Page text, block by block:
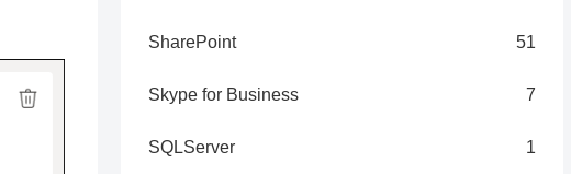
SharePoint 51
Skype for Business 7
SQLServer 1